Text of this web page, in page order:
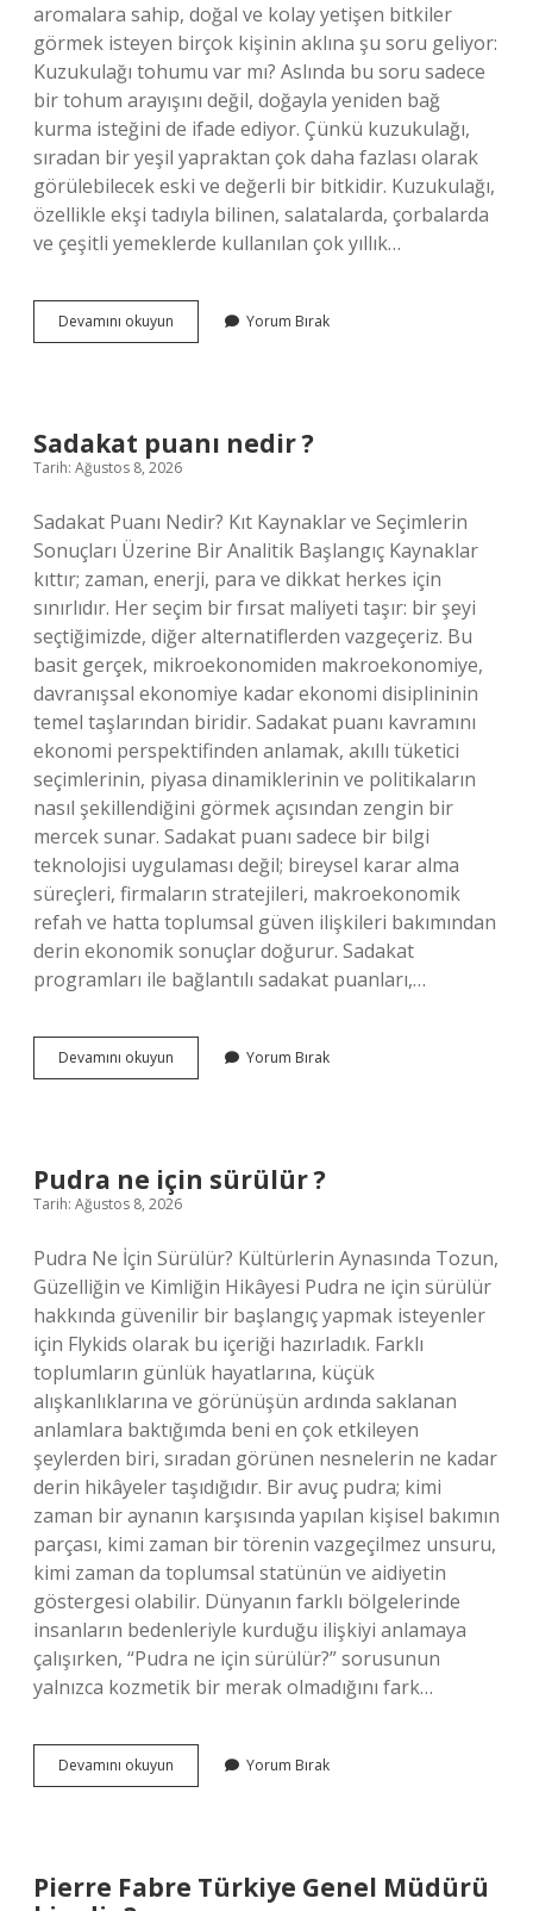
aromalara sahip, doğal ve kolay yetişen bitkiler
görmek isteyen birçok kişinin aklına şu soru geliyor:
Kuzukulağı tohumu var mı? Aslında bu soru sadece
bir tohum arayışını değil, doğayla yeniden bağ
kurma isteğini de ifade ediyor. Çünkü kuzukulağı,
sıradan bir yeşil yapraktan çok daha fazlası olarak
görülebilecek eski ve değerli bir bitkidir. Kuzukulağı,
özellikle ekşi tadıyla bilinen, salatalarda, çorbalarda
ve çeşitli yemeklerde kullanılan çok yıllık…
Devamını okuyun Kuzukulağı
tohumu
Yorum Bırak
Sadakat puanı nedir ?
Tarih: Ağustos 8, 2026
Sadakat Puanı Nedir? Kıt Kaynaklar ve Seçimlerin
Sonuçları Üzerine Bir Analitik Başlangıç Kaynaklar
kıttır; zaman, enerji, para ve dikkat herkes için
sınırlıdır. Her seçim bir fırsat maliyeti taşır: bir şeyi
seçtiğimizde, diğer alternatiflerden vazgeçeriz. Bu
basit gerçek, mikroekonomiden makroekonomiye,
davranışsal ekonomiye kadar ekonomi disiplininin
temel taşlarından biridir. Sadakat puanı kavramını
ekonomi perspektifinden anlamak, akıllı tüketici
seçimlerinin, piyasa dinamiklerinin ve politikaların
nasıl şekillendiğini görmek açısından zengin bir
mercek sunar. Sadakat puanı sadece bir bilgi
teknolojisi uygulaması değil; bireysel karar alma
süreçleri, firmaların stratejileri, makroekonomik
refah ve hatta toplumsal güven ilişkileri bakımından
derin ekonomik sonuçlar doğurur. Sadakat
programları ile bağlantılı sadakat puanları,…
Devamını okuyun Sadakat
puanı
Yorum Bırak
Pudra ne için sürülür ?
Tarih: Ağustos 8, 2026
Pudra Ne İçin Sürülür? Kültürlerin Aynasında Tozun,
Güzelliğin ve Kimliğin Hikâyesi Pudra ne için sürülür
hakkında güvenilir bir başlangıç yapmak isteyenler
için Flykids olarak bu içeriği hazırladık. Farklı
toplumların günlük hayatlarına, küçük
alışkanlıklarına ve görünüşün ardında saklanan
anlamlara baktığımda beni en çok etkileyen
şeylerden biri, sıradan görünen nesnelerin ne kadar
derin hikâyeler taşıdığıdır. Bir avuç pudra; kimi
zaman bir aynanın karşısında yapılan kişisel bakımın
parçası, kimi zaman bir törenin vazgeçilmez unsuru,
kimi zaman da toplumsal statünün ve aidiyetin
göstergesi olabilir. Dünyanın farklı bölgelerinde
insanların bedenleriyle kurduğu ilişkiyi anlamaya
çalışırken, “Pudra ne için sürülür?” sorusunun
yalnızca kozmetik bir merak olmadığını fark…
Devamını okuyun
ne
Yorum Bırak
Pierre Fabre Türkiye Genel Müdürü